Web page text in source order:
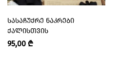
ᲡᲐᲡᲐᲩᲣᲥᲠᲔ ᲜᲐᲙᲠᲔᲑᲘ
ᲥᲐᲚᲘᲡᲗᲕᲘᲡ
95,00 ₾